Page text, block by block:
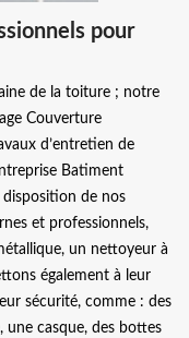
pour
de la toiture ; notre
Couverture
d’entretien de
Batiment
de nos
et professionnels,
un nettoyeur à
également à leur
sécurité, comme : des
une casque, des bottes